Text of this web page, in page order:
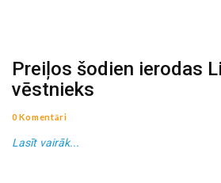
Preiļos šodien ierodas
vēstnieks
0 Komentāri
Lasīt vairāk...